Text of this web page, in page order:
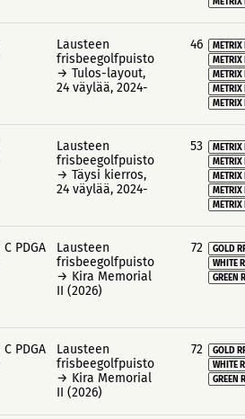
Lausteen
frisbeegolfpuisto
→ Tulos-layout,
24 väylää, 2024-
46
METRIX
Lausteen
frisbeegolfpuisto
→ Täysi kierros,
24 väylää, 2024-
53
METRIX
C PDGA
Lausteen
frisbeegolfpuisto
→ Kira Memorial
II (2026)
72
GOLD
WHITE
GREEN
C PDGA
Lausteen
frisbeegolfpuisto
→ Kira Memorial
II (2026)
72
GOLD
WHITE
GREEN